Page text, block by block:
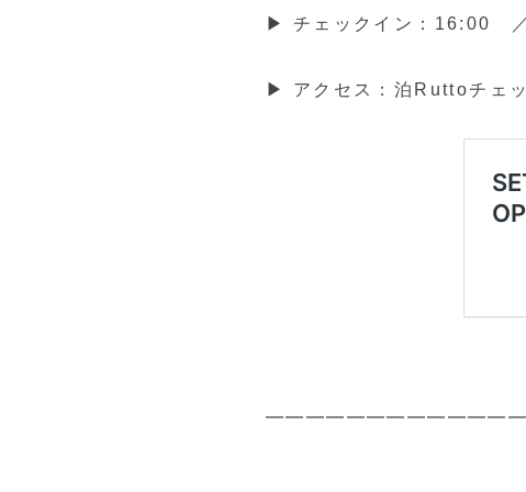
▶ チェックイン：16:00
▶ アクセス：泊Ruttoチェ